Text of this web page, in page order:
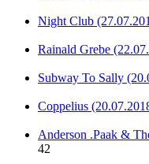
Night Club
Rainald Grebe
Subway To Sally
Coppelius
Anderson .Paak &
42